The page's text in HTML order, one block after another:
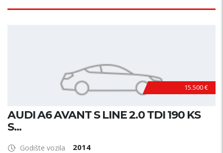
15.500 €
AUDI A6 AVANT S LINE 2.0 TDI 190 KS
S...
Godište vozila 2014